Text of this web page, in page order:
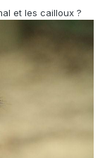
et les cailloux ?